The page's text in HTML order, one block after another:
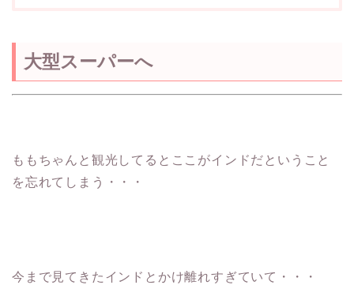
大型スーパーへ
ももちゃんと観光してるとここがインドだということ
を忘れてしまう・・・
今まで見てきたインドとかけ離れすぎていて・・・